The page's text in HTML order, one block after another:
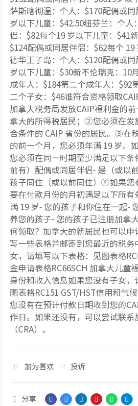
萨斯喀彻温：个人：$170配偶或
岁以下儿童：$42.50纽芬兰：个人
侣：$82每个19 岁以下儿童：$41
$124配偶或同居伴侣：$62每个 19
德华王子岛：个人：$120配偶或
岁以下儿童：$30新不伦瑞克：10
成年人：$184第二个成年人：$92
二个子女：$46谁符合资格领取
加拿大税务局发放CAIP福利金的
拿大的所得税居民；②您必须在发
合条件的 CAIP 省份的居民。③在
的前一个月，您必须年满 19 岁。
您必须在同一时期至少满足以下条
前有）配偶或同居伴侣- 是（或以
孩子同住（或以前同住）④如果您
要在付款月份的月初满足以下所
满 19 岁- 您的孩子和你住在一起-
养您的孩子- 您的孩子已注册加拿
何领取？加拿大的新居民也可以申
写一些表格并邮寄到您最近的税
女，请填写以下表格：见图表格
金申请表格RC66SCH 加拿大儿童
身份和收入信息如果您没有子女
图表格RC151 GST/HST信用和气
您没有在预计付款日期收到您的
作日。如果还没有，可以尝试联系
（CRA）。
加为喜欢 投诉
分享: